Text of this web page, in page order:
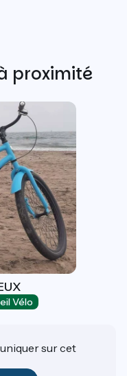
proximité
Vélo
sur cet